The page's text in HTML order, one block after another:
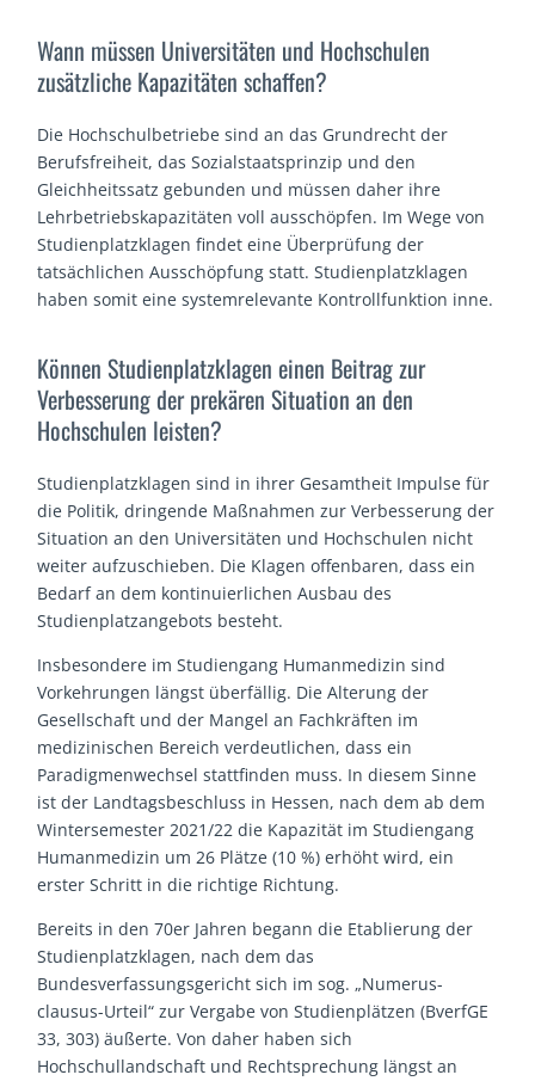
Wann müssen Universitäten und Hochschulen
zusätzliche Kapazitäten schaffen?
Die Hochschulbetriebe sind an das Grundrecht der
Berufsfreiheit, das Sozialstaatsprinzip und den
Gleichheitssatz gebunden und müssen daher ihre
Lehrbetriebskapazitäten voll ausschöpfen. Im Wege von
Studienplatzklagen findet eine Überprüfung der
tatsächlichen Ausschöpfung statt. Studienplatzklagen
haben somit eine systemrelevante Kontrollfunktion inne.
Können Studienplatzklagen einen Beitrag zur
Verbesserung der prekären Situation an den
Hochschulen leisten?
Studienplatzklagen sind in ihrer Gesamtheit Impulse für
die Politik, dringende Maßnahmen zur Verbesserung der
Situation an den Universitäten und Hochschulen nicht
weiter aufzuschieben. Die Klagen offenbaren, dass ein
Bedarf an dem kontinuierlichen Ausbau des
Studienplatzangebots besteht.
Insbesondere im Studiengang Humanmedizin sind
Vorkehrungen längst überfällig. Die Alterung der
Gesellschaft und der Mangel an Fachkräften im
medizinischen Bereich verdeutlichen, dass ein
Paradigmenwechsel stattfinden muss. In diesem Sinne
ist der Landtagsbeschluss in Hessen, nach dem ab dem
Wintersemester 2021/22 die Kapazität im Studiengang
Humanmedizin um 26 Plätze (10 %) erhöht wird, ein
erster Schritt in die richtige Richtung.
Bereits in den 70er Jahren begann die Etablierung der
Studienplatzklagen, nach dem das
Bundesverfassungsgericht sich im sog. „Numerus-
clausus-Urteil“ zur Vergabe von Studienplätzen (BverfGE
33, 303) äußerte. Von daher haben sich
Hochschullandschaft und Rechtsprechung längst an